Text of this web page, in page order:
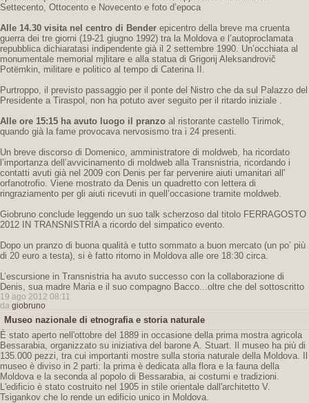
Settecento, Ottocento e Novecento e foto d’epoca
Alle 14.30 visita nel centro di Bender epicentro della breve ma cruenta
guerra dei tre giorni (19-21 giugno 1992) tra la Moldova e l’autoproclamata
repubblica dichiaratasi indipendente già il 2 settembre 1990. Un’occhiata al
monumentale memorial mjlitare e alla statua di Grigorij Aleksandrovič
Potëmkin, militare e politico al tempo di Caterina II.
Purtroppo, il previsto passaggio per il ponte del Nistro che da sul Palazzo del
Presidente a Tiraspol, non ha potuto aver seguito per il ritardo iniziale .
Alle ore 15:15 ha avuto luogo il pranzo al ristorante castello Tirimok,
quando già la fame provocava nervosismo tra i 24 presenti.
Un breve discorso di Domenico, amministratore di moldweb, ha ricordato
l’importanza dell’avvicinamento di moldweb alla Transnistria, ricordando i
contatti avuti già nel 2009 con Denis per far pervenire aiuti umanitari all'
orfanotrofio. Viene mostrato da Denis un quadretto con lettera di
ringraziamento per gli aiuti ricevuti in quell’occasione tramite moldweb.
Giobruno conclude leggendo un suo talk scherzoso dal titolo FERRAGOSTO
2012 IN TRANSNISTRIA a ricordo del simpatico evento.
Dopo un pranzo di buona qualità e tutto sommato a buon mercato (un po’ più
di 20 euro a testa), si è fatto ritorno in Moldova alle ore 18:30 circa.
L’escursione in Transnistria ha avuto successo con la collaborazione di
Denis, sua madre Maria e il suo compagno Bacco...oltre che del sottoscritto
19 ago 2012 08:11
da giobruno
Museo nazionale di etnografia e storia naturale
È stato aperto nell'ottobre del 1889 in occasione della prima mostra agricola
Bessarabia, organizzato su iniziativa del barone A. Stuart. Il museo ha più di
135.000 pezzi, tra cui importanti mostre sulla storia naturale della Moldova. Il
museo è diviso in 2 parti: la prima è dedicata alla flora e la fauna della
Moldova e la seconda al popolo di Bessarabia, ai costumi e tradizioni.
L'edificio è stato costruito nel 1905 in stile orientale dall'architetto V.
Tsigankov che lo rende un edificio unico in Moldova.